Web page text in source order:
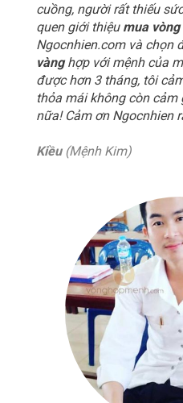
cuồng, người rất thiếu
quen giới thiệu mua
Ngocnhien.com và chọn
vànghợp với mệnh của
được hơn 3 tháng, tôi
thỏa mái không còn
nữa! Cảm ơn Ngocnhien
Kiều(Mệnh Kim)